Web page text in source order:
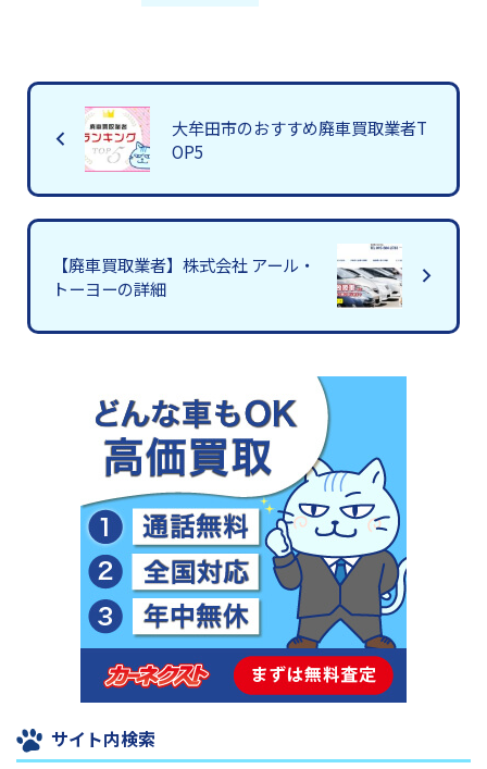
大牟田市のおすすめ廃車買取業者T
OP5
【廃車買取業者】株式会社 アール・
トーヨーの詳細
サイト内検索